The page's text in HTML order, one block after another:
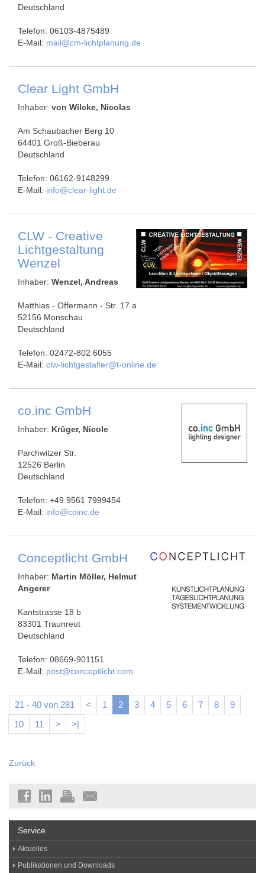
Deutschland
Telefon: 06103-4875489
E-Mail: mail@cm-lichtplanung.de
Clear Light GmbH
Inhaber: von Wilcke, Nicolas
Am Schaubacher Berg 10
64401 Groß-Bieberau
Deutschland
Telefon: 06162-9148299
E-Mail: info@clear-light.de
CLW - Creative
Lichtgestaltung
Wenzel
Inhaber: Wenzel, Andreas
Matthias - Offermann - Str. 17 a
52156 Monschau
Deutschland
Telefon: 02472-802 6055
E-Mail: clw-lichtgestalter@t-online.de
co.inc GmbH
Inhaber: Krüger, Nicole
Parchwitzer Str.
12526 Berlin
Deutschland
Telefon: ‭+49 9561 7999454‬
E-Mail: info@coinc.de
Conceptlicht GmbH
Inhaber: Martin Möller, Helmut
Angerer
Kantstrasse 18 b
83301 Traunreut
Deutschland
Telefon: 08669-901151
E-Mail: post@conceptlicht.com
21 - 40 von 281 < 1 2 3 4 5 6 7 8
9
10
11 > >|
Zurück
Service
Aktuelles
Publikationen und Downloads